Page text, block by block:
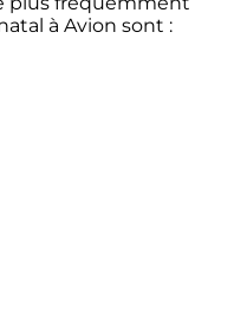
à Avion sont :